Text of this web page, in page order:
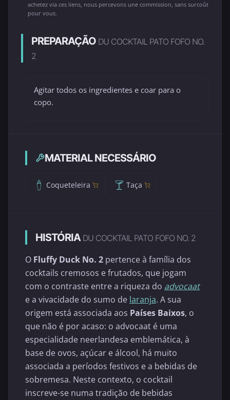
achetez via ces liens, nous percevons une commission, sans surcoût
pour vous.
PREPARAÇÃO DU COCKTAIL PATO FOFO NO.
2
Agitar todos os ingredientes e coar para o
copo.
MATERIAL NECESSÁRIO
Coqueteleira Taça
HISTÓRIA DU COCKTAIL PATO FOFO NO. 2
O Fluffy Duck No. 2 pertence à família dos
cocktails cremosos e frutados, que jogam
com o contraste entre a riqueza do advocaat
e a vivacidade do sumo de laranja. A sua
origem está associada aos Países Baixos, o
que não é por acaso: o advocaat é uma
especialidade neerlandesa emblemática, à
base de ovos, açúcar e álcool, há muito
associada a períodos festivos e a bebidas de
sobremesa. Neste contexto, o cocktail
inscreve-se numa tradição de bebidas